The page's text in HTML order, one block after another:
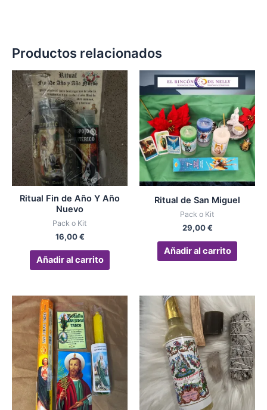
Productos relacionados
Ritual Fin de Año Y Año
Nuevo
Pack o Kit
16,00€
Añadir al carrito
Ritual de San Miguel
Pack o Kit
29,00€
Añadir al carrito